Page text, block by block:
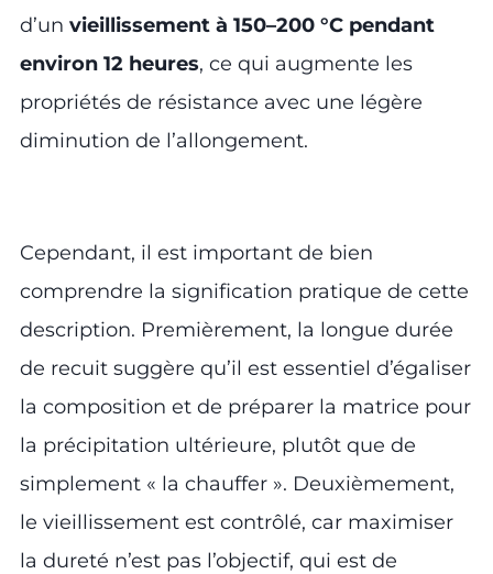
d’un vieillissement à 150–200 °C pendant
environ 12 heures, ce qui augmente les
propriétés de résistance avec une légère
diminution de l’allongement.
Cependant, il est important de bien
comprendre la signification pratique de cette
description. Premièrement, la longue durée
de recuit suggère qu’il est essentiel d’égaliser
la composition et de préparer la matrice pour
la précipitation ultérieure, plutôt que de
simplement « la chauffer ». Deuxièmement,
le vieillissement est contrôlé, car maximiser
la dureté n’est pas l’objectif, qui est de